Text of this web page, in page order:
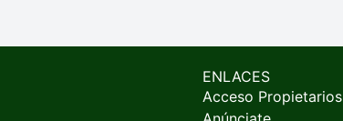
ENLACES
Acceso Propietarios